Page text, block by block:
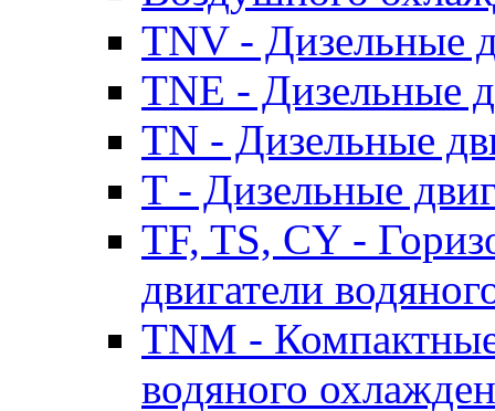
TNV - Дизельные
TNE - Дизельные
TN - Дизельные
T - Дизельные
TF, TS, CY -
двигатели
TNM -
водяного